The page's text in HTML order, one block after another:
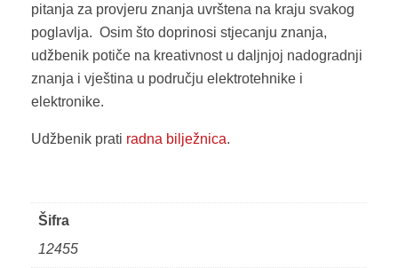
pitanja za provjeru znanja uvrštena na kraju svakog
poglavlja. Osim što doprinosi stjecanju znanja,
udžbenik potiče na kreativnost u daljnjoj nadogradnji
znanja i vještina u području elektrotehnike i
elektronike.
Udžbenik prati radna bilježnica.
Šifra
12455